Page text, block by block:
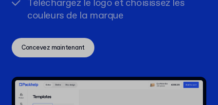
Téléchargez le logo et choisissez les
couleurs de la marque
Concevez maintenant